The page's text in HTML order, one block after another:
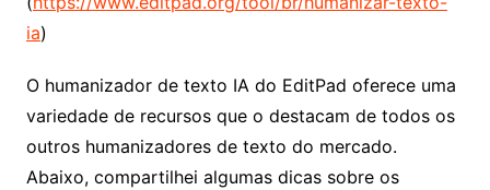
ia)
O humanizador de texto IA do EditPad oferece uma
variedade de recursos que o destacam de todos os
outros humanizadores de texto do mercado.
Abaixo, compartilhei algumas dicas sobre os